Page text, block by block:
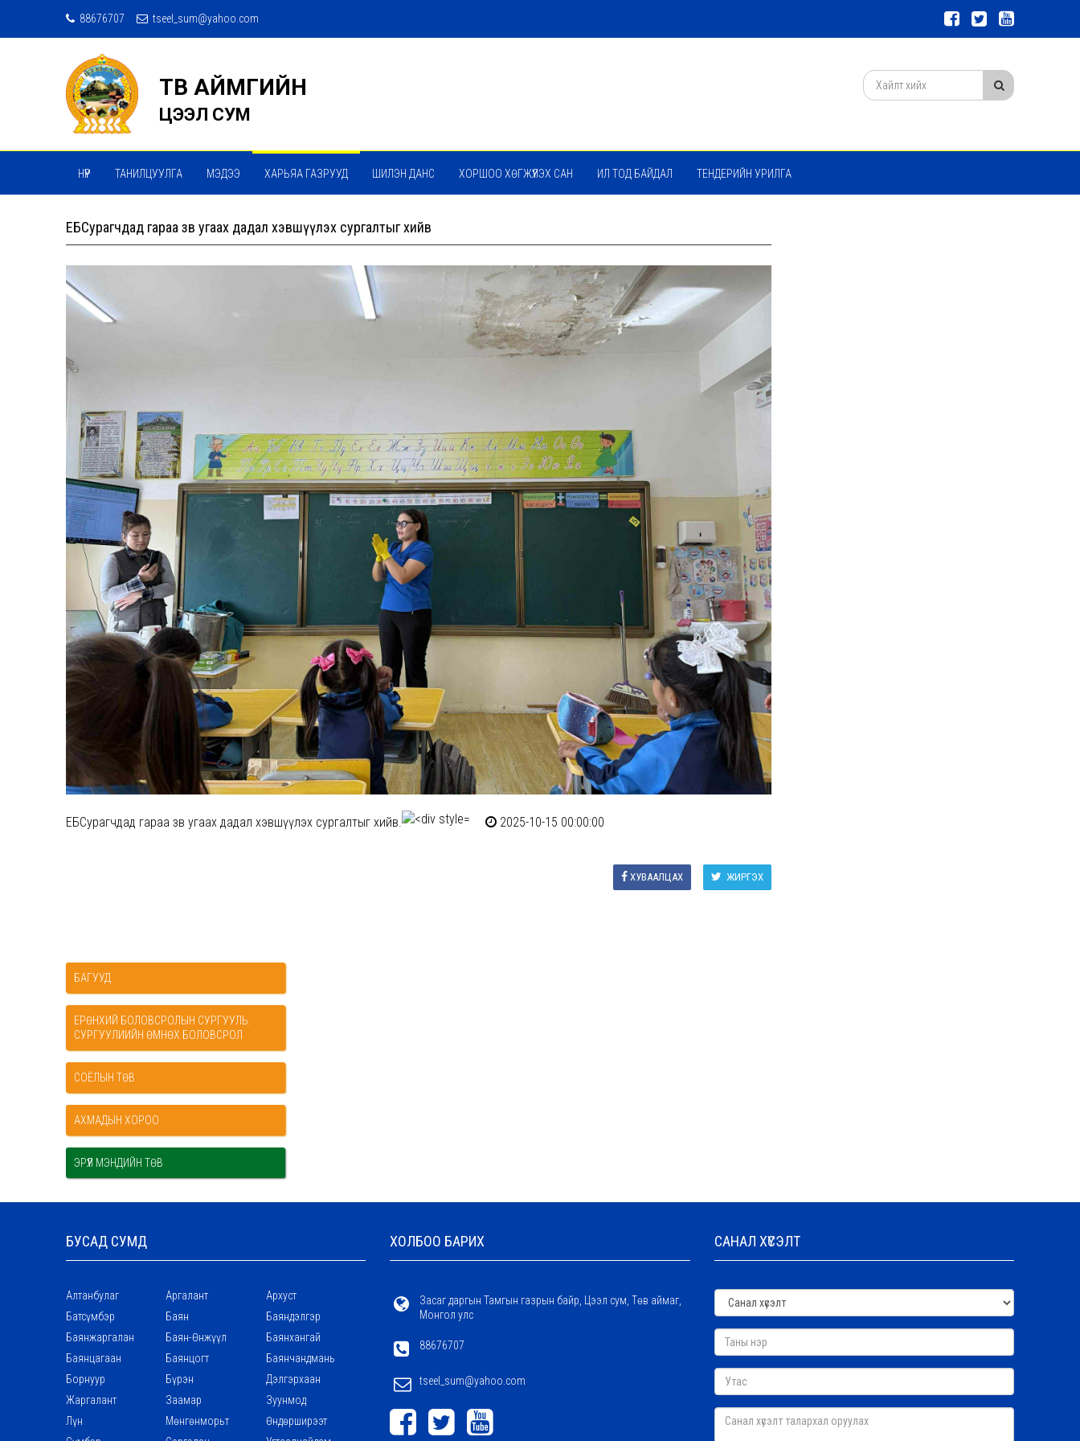
88676707 tseel_sum@yahoo.com
ТӨВ АЙМГИЙН
ЦЭЭЛ СУМ
НҮҮР ТАНИЛЦУУЛГА МЭДЭЭ ХАРЬЯА ГАЗРУУД ШИЛЭН ДАНС ХОРШОО ХӨГЖҮҮЛЭХ САН ИЛ ТОД БАЙДАЛ ТЕНДЕРИЙН УРИЛГА
ЕБСурагчдад гараа зөв угаах дадал хэвшүүлэх сургалтыг хийв
ЕБСурагчдад гараа зөв угаах дадал хэвшүүлэх сургалтыг хийв. 2025-10-15 00:00:00
ЖИРГЭХ
ХУВААЛЦАХ
БАГУУД
ЕРӨНХИЙ БОЛОВСРОЛЫН СУРГУУЛЬ.
СУРГУУЛИИЙН ӨМНӨХ БОЛОВСРОЛ
СОЁЛЫН ТӨВ
АХМАДЫН ХОРОО
ЭРҮҮЛ МЭНДИЙН ТӨВ
БУСАД СУМД
Алтанбулаг Аргалант
Архуст
Батсүмбэр
Баян
Баяндэлгэр
Баянжаргалан
Баян-Өнжүүл
Баянхангай
Баянцагаан
Баянцогт
Баянчандмань
Борнуур
Бүрэн
Дэлгэрхаан
Жаргалант
Заамар
Зуунмод
Лүн
Мөнгөнморьт
Өндөрширээт
ХОЛБОО БАРИХ
Засаг даргын Тамгын газрын байр, Цээл сум, Төв аймаг,
Монгол улс
88676707
tseel_sum@yahoo.com
САНАЛ ХҮСЭЛТ